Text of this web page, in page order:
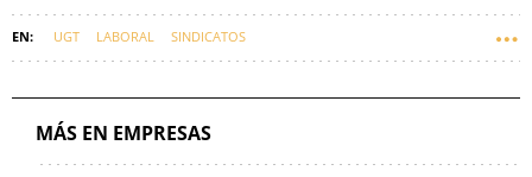
UGT LABORAL SINDICATOS
MÁS EN EMPRESAS